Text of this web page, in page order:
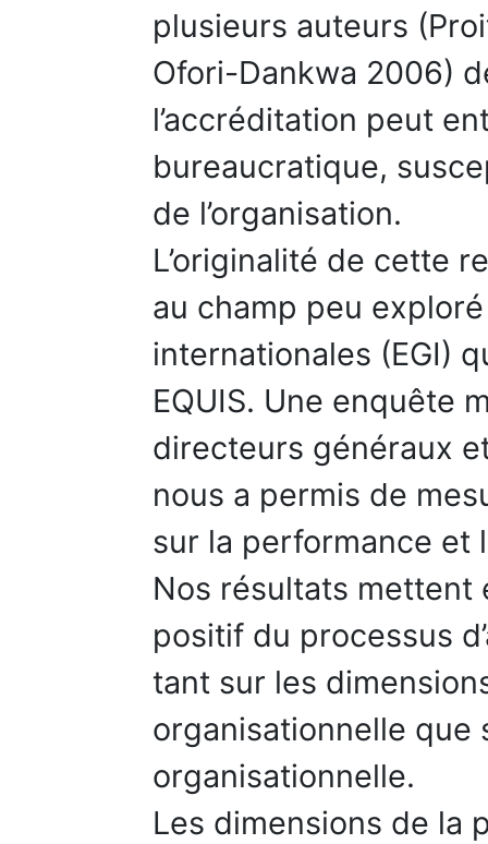
plusieurs auteurs
Ofori-Dankwa 2006)
l’accréditation peut
bureaucratique,
de l’organisation.
L’originalité de cette
au champ peu
internationales (EGI)
EQUIS. Une enquête
directeurs généraux
nous a permis de
sur la performance et
Nos résultats mettent
positif du processus
tant sur les
organisationnelle que
organisationnelle.
Les dimensions de la